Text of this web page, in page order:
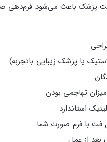
پزشک باعث می‌شود فرم‌دهی
یا پزشک زیبایی باتجربه)
تهاجمی بودن
استاندارد
فت با فرم صورت شما